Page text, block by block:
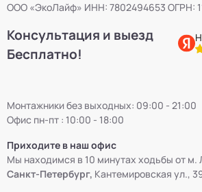
ООО «ЭкоЛайф» ИНН: 7802494653 ОГРН:
Консультация и выезд
Бесплатно!
Монтажники без выходных: 09:00 - 21:00
Офис пн-пт : 10:00 - 18:00
Приходите в наш офис
Мы находимся в 10 минутах ходьбы от м.
Санкт-Петербург, Кантемировская ул.,